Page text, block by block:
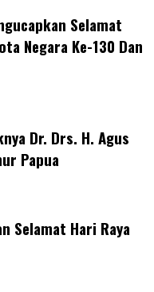
Selamat
Negara Ke-130 Dan
Dr. Drs. H. Agus
Papua
Selamat Hari Raya